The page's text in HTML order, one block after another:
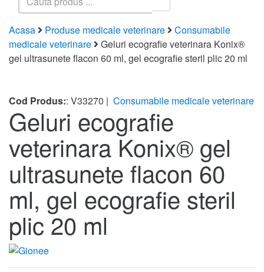
Acasa Produse medicale veterinare
Consumabile
medicale veterinare
Geluri ecografie veterinara Konix®
gel ultrasunete flacon 60 ml, gel ecografie steril plic 20 ml
Cod Produs:: V33270 | Consumabile medicale veterinare
Geluri ecografie
veterinara Konix® gel
ultrasunete flacon 60
ml, gel ecografie steril
plic 20 ml